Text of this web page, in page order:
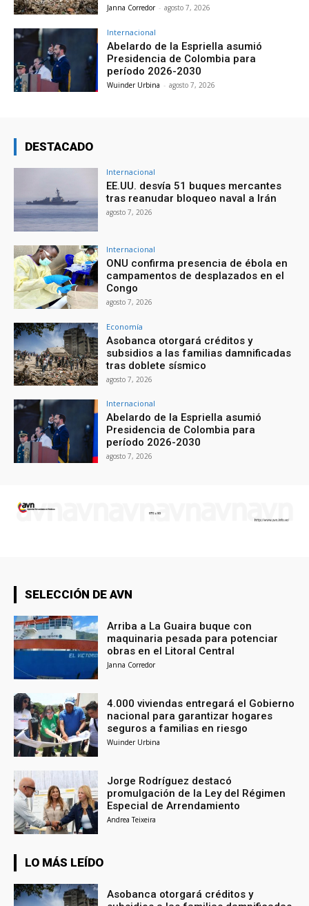
Janna Corredor - agosto 7, 2026
Internacional
Abelardo de la Espriella asumió
Presidencia de Colombia para
período 2026-2030
Wuinder Urbina - agosto 7, 2026
DESTACADO
Internacional
EE.UU. desvía 51 buques mercantes
tras reanudar bloqueo naval a Irán
agosto 7, 2026
Internacional
ONU confirma presencia de ébola en
campamentos de desplazados en el
Congo
agosto 7, 2026
Economía
Asobanca otorgará créditos y
subsidios a las familias damnificadas
tras doblete sísmico
agosto 7, 2026
Internacional
Abelardo de la Espriella asumió
Presidencia de Colombia para
período 2026-2030
agosto 7, 2026
SELECCIÓN DE AVN
Arriba a La Guaira buque con
maquinaria pesada para potenciar
obras en el Litoral Central
Janna Corredor
4.000 viviendas entregará el Gobierno
nacional para garantizar hogares
seguros a familias en riesgo
Wuinder Urbina
Jorge Rodríguez destacó
promulgación de la Ley del Régimen
Especial de Arrendamiento
Andrea Teixeira
LO MÁS LEÍDO
Asobanca otorgará créditos y